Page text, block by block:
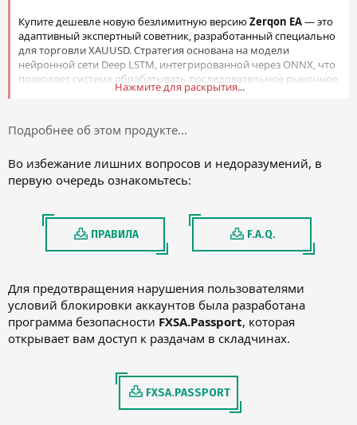
Купите дешевле новую безлимитную версиюZerqon EA— это
адаптивный экспертный советник, разработанный специально
для торговли XAUUSD. Стратегия основана на модели
нейронной сети Deep LSTM, интегрированной через ONNX, что
позволяет системе обрабатывать последовательное рыночное
поведение и структурно анализировать ценовую
паттернов движения цены...
Нажмите для раскрытия...
Подробнее об этом продукте...
Во избежание лишних вопросов и недоразумений, в
первую очередь ознакомьтесь:
ПРАВИЛА F.A.Q.
Для предотвращения нарушения пользователями
условий блокировки аккаунтов была разработана
программа безопасности FXSA.Passport, которая
открывает вам доступ к раздачам в складчинах.
FXSA.PASSPORT